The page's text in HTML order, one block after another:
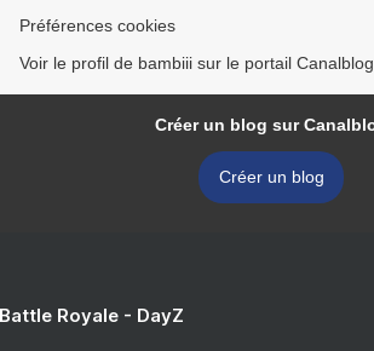
Préférences cookies
Voir le profil de bambiii sur le portail Canalblog
Créer un blog sur
Créer un blog
Royale - DayZ